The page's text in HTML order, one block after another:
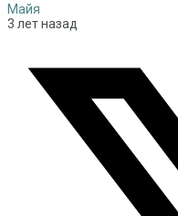
Майя
3 лет назад